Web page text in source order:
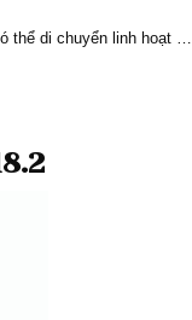
thể di chuyển linh hoạt …